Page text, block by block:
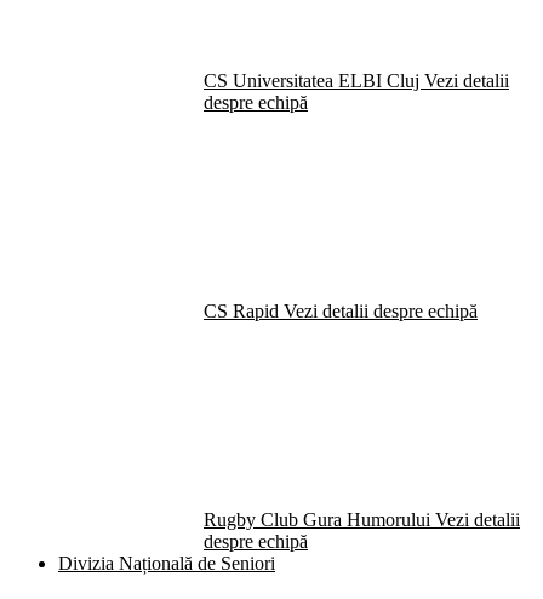
CS Universitatea ELBI Cluj Vezi detalii
despre echipă
CS Rapid Vezi detalii despre echipă
Rugby Club Gura Humorului Vezi detalii
despre echipă
Divizia Națională de Seniori